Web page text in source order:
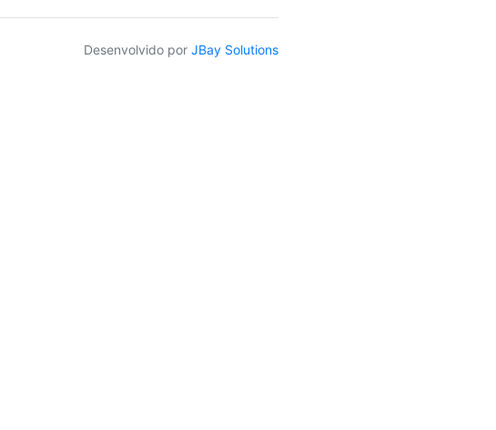
Desenvolvido por JBay Solutions